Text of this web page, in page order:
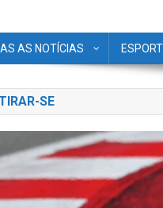
AS NOTÍCIAS
SE